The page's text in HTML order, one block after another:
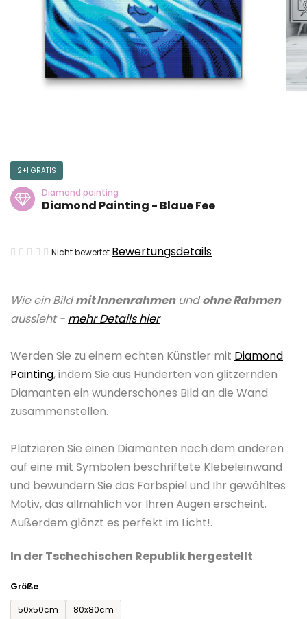
Wie ein Bildmit Innenrahmenundohne Rahmen
aussieht - mehr Details hier
Werden Sie zu einem echten Künstler mit Diamond
Painting, indem Sie aus Hunderten von glitzernden
Diamanten ein wunderschönes Bild an die Wand
zusammenstellen.
Platzieren Sie einen Diamanten nach dem anderen
auf eine mit Symbolen beschriftete Klebeleinwand
und bewundern Sie das Farbspiel und Ihr gewähltes
Motiv, das allmählich vor Ihren Augen erscheint.
Außerdem glänzt es perfekt im Licht!.
In der Tschechischen Republik hergestellt.
Größe
50x50cm
80x80cm
2+1 GRATIS
Diamond painting
Diamond Painting - Blaue Fee
Die
ist
0,0
5
Sternen.
Nicht bewertet Bewertungsdetails